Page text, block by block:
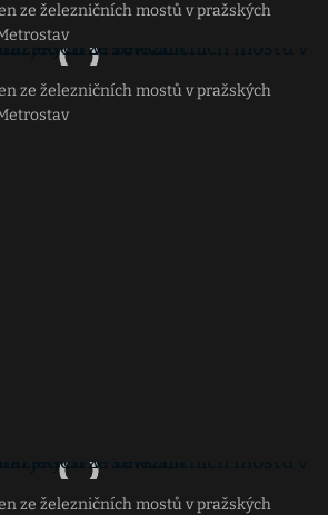
ze železničních mostů v pražských
ze železničních mostů v pražských
ze železničních mostů v pražských